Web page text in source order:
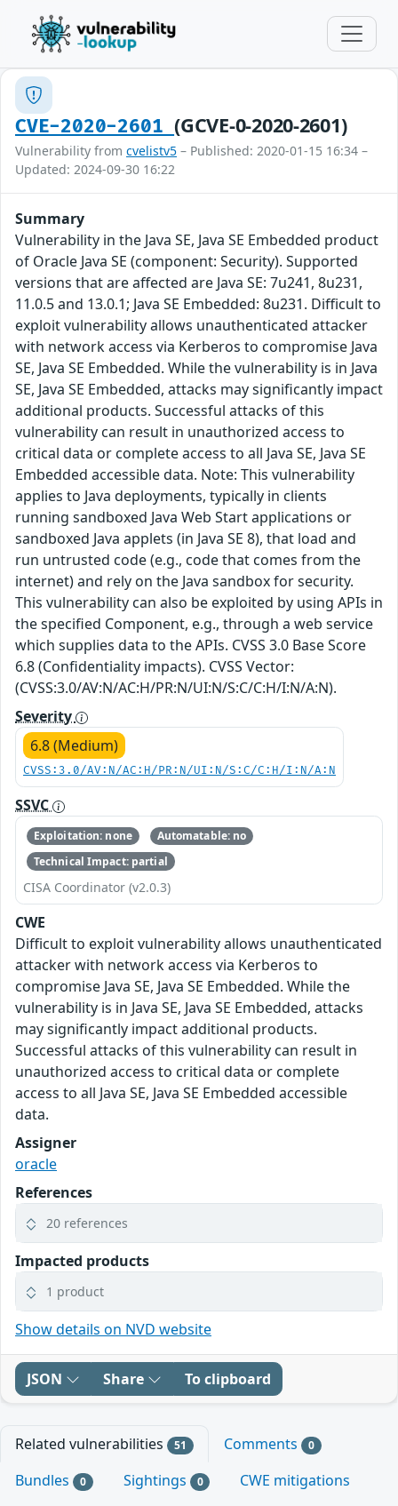
CVE-2020-2601(GCVE-0-2020-2601)
Vulnerability from cvelistv5 – Published: 2020-01-15 16:34 –
Updated: 2024-09-30 16:22
Summary
Vulnerability in the Java SE, Java SE Embedded product
of Oracle Java SE (component: Security). Supported
versions that are affected are Java SE: 7u241, 8u231,
11.0.5 and 13.0.1; Java SE Embedded: 8u231. Difficult to
exploit vulnerability allows unauthenticated attacker
with network access via Kerberos to compromise Java
SE, Java SE Embedded. While the vulnerability is in Java
SE, Java SE Embedded, attacks may significantly impact
additional products. Successful attacks of this
vulnerability can result in unauthorized access to
critical data or complete access to all Java SE, Java SE
Embedded accessible data. Note: This vulnerability
applies to Java deployments, typically in clients
running sandboxed Java Web Start applications or
sandboxed Java applets (in Java SE 8), that load and
run untrusted code (e.g., code that comes from the
internet) and rely on the Java sandbox for security.
This vulnerability can also be exploited by using APIs in
the specified Component, e.g., through a web service
which supplies data to the APIs. CVSS 3.0 Base Score
6.8 (Confidentiality impacts). CVSS Vector:
(CVSS:3.0/AV:N/AC:H/PR:N/UI:N/S:C/C:H/I:N/A:N).
Severity
6.8 (Medium)
CVSS:3.0/AV:N/AC:H/PR:N/UI:N/S:C/C:H/I:N/A:N
SSVC
Exploitation: none
Automatable: no
Technical Impact: partial
CISA Coordinator (v2.0.3)
CWE
Difficult to exploit vulnerability allows unauthenticated
attacker with network access via Kerberos to
compromise Java SE, Java SE Embedded. While the
vulnerability is in Java SE, Java SE Embedded, attacks
may significantly impact additional products.
Successful attacks of this vulnerability can result in
unauthorized access to critical data or complete
access to all Java SE, Java SE Embedded accessible
data.
Assigner
oracle
References
20 references
Impacted products
1 product
Show details on NVD website
JSON Share To clipboard
Related vulnerabilities 51 Comments 0
Bundles 0 Sightings 0
CWE mitigations